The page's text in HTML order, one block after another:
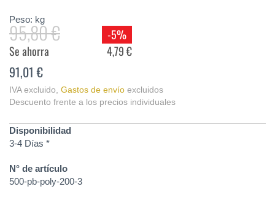
Peso: kg
95,80 €
-5%
Se ahorra
4,79 €
91,01 €
IVA excluido, Gastos de envío excluidos
Descuento frente a los precios individuales
Disponibilidad
3-4 Días *
N° de artículo
500-pb-poly-200-3